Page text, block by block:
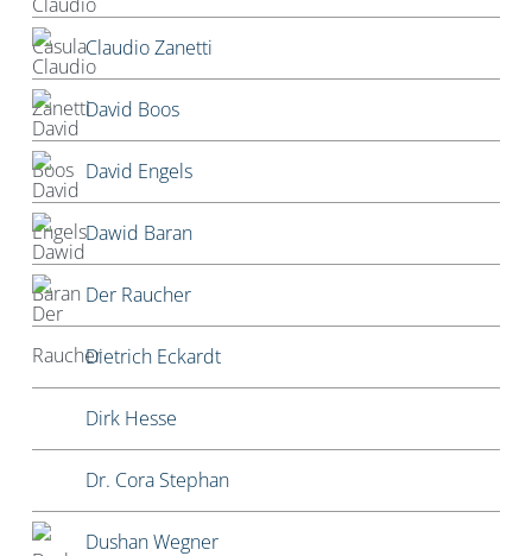
Claudio Zanetti
David Boos
David Engels
Dawid Baran
Der Raucher
Dietrich Eckardt
Dirk Hesse
Dr. Cora Stephan
Dushan Wegner